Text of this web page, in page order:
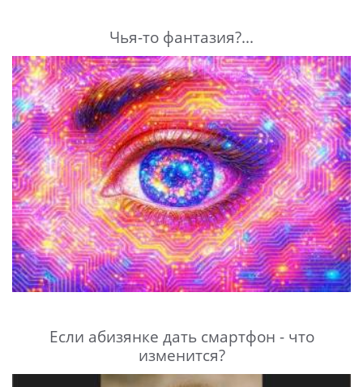
Чья-то фантазия?...
Если абизянке дать смартфон - что
изменится?